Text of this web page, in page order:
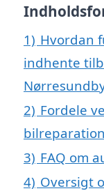
1) Hvordan
indhente
2) Fordele
bilreparation
3) FAQ om
4) Oversigt